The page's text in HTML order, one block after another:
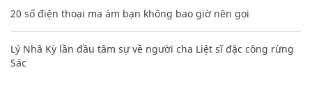
20 số điện thoại ma ám bạn không bao giờ nên gọi
Lý Nhã Kỳ lần đầu tâm sự về người cha Liệt sĩ đặc công rừng
Sác